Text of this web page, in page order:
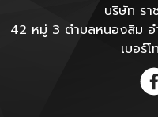
บริษัท รา
42 หมู่ 3 ตำบลหนองสิม อ
เบอร์